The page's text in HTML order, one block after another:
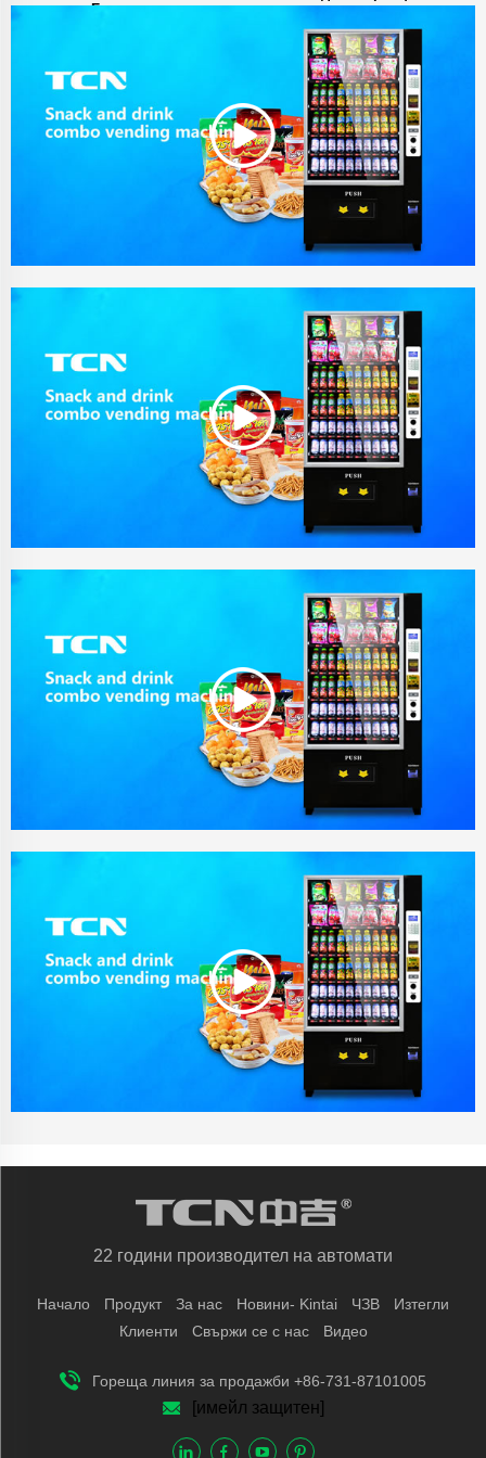
Безплатно
22 години производител на автомати
Начало Продукт За нас Новини- Kintai ЧЗВ
Изтегли
Клиенти
Свържи се с нас Видео
Гореща линия за продажби +86-731-87101005
[имейл защитен]